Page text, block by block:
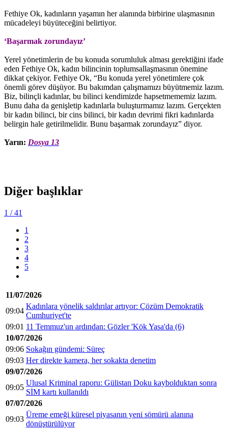
Fethiye Ok, kadınların yaşamın her alanında birbirine ulaşmasının
mücadeleyi büyüteceğini belirtiyor.
‘Başarmak zorundayız’
Yerel yönetimlerin de bu konuda sorumluluk alması gerektiğini ifade
eden Fethiye Ok, kadın bilincinin toplumsallaşmasının önemine
dikkat çekiyor. Fethiye Ok, “Bu konuda yerel yönetimlere çok
önemli görev düşüyor. Bu bakımdan çalışmamızı büyütmemiz lazım.
Biz, bilinçli kadınlar, bu bilinci kendimizde hapsetmememiz lazım.
Bunu daha da genişletip kadınlarla buluşturmamız lazım. Gerçekten
bir kadın bilinci, bir cins bilinci, bir kadın devrimi fikri kadınlarda
belirgin hale getirilmelidir. Bunu başarmak zorundayız” diyor.
Yarın: Dosya 13
Diğer başlıklar
1 / 41
1
2
3
4
5
11/07/2026
09:04
Kadınlara yönelik saldırılar artıyor: Çözüm Demokratik
Cumhuriyet'te
09:01 11 Temmuz'un ardından: Gözler 'Kök Yasa'da (6)
10/07/2026
09:06 Sokağın gündemi: Süreç
09:03 Her direkte kamera, her sokakta denetim
09/07/2026
09:05
Ulusal Kriminal raporu: Gülistan Doku kaybolduktan sonra
SİM kartı kullanıldı
07/07/2026
09:03
Üreme emeği küresel piyasanın yeni sömürü alanına
dönüştürülüyor